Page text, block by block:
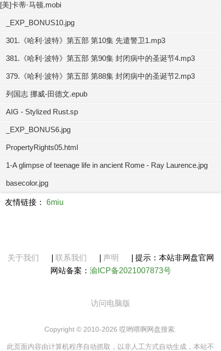
[美]卡蒂·马顿.mobi
_EXP_BONUS10.jpg
301.《哈利·波特》第五部 第10集 先遣警卫1.mp3
381.《哈利·波特》第五部 第90集 封闭病中的圣诞节4.mp3
379.《哈利·波特》第五部 第88集 封闭病中的圣诞节2.mp3
列国志 挪威-田德文.epub
AIG - Stylized Rust.sp
_EXP_BONUS6.jpg
PropertyRights05.html
1-A glimpse of teenage life in ancient Rome - Ray Laurence.jpg
basecolor.jpg
友情链接： 6miu
关于我们 联系我们 声明
提示：本站非网盘官网
网站备案： 渝ICP备2021007873号
访问电脑版
Copyright © 2010-2026 哎哟喂啊网盘搜索.
此页面内容由计算机程序自动抓取，以非人工方式自动生成，本站不